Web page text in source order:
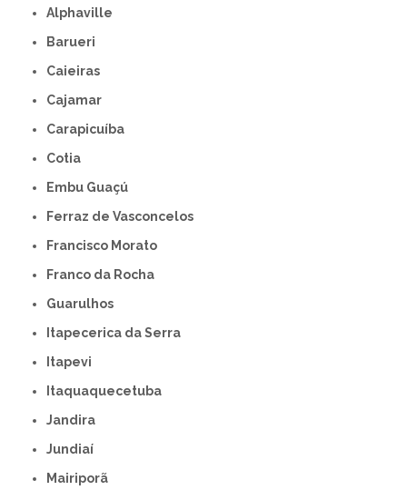
Alphaville
Barueri
Caieiras
Cajamar
Carapicuíba
Cotia
Embu Guaçú
Ferraz de Vasconcelos
Francisco Morato
Franco da Rocha
Guarulhos
Itapecerica da Serra
Itapevi
Itaquaquecetuba
Jandira
Jundiaí
Mairiporã